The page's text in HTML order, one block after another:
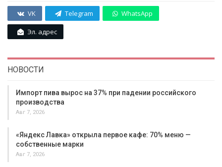
VK Telegram WhatsApp
Эл. адрес
НОВОСТИ
Импорт пива вырос на 37% при падении российского
производства
Авг 7, 2026
«Яндекс Лавка» открыла первое кафе: 70% меню —
собственные марки
Авг 7, 2026